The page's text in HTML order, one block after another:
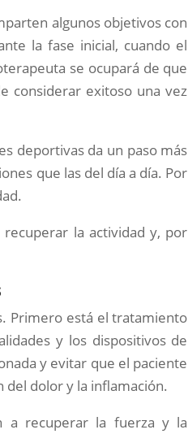
algunos objetivos con
la fase inicial, cuando el
se ocupará de que
considerar exitoso una vez
deportivas da un paso más
que las del día a día. Por
la actividad y, por
Primero está el tratamiento
y los dispositivos de
y evitar que el paciente
del dolor y la inflamación.
a recuperar la fuerza y la